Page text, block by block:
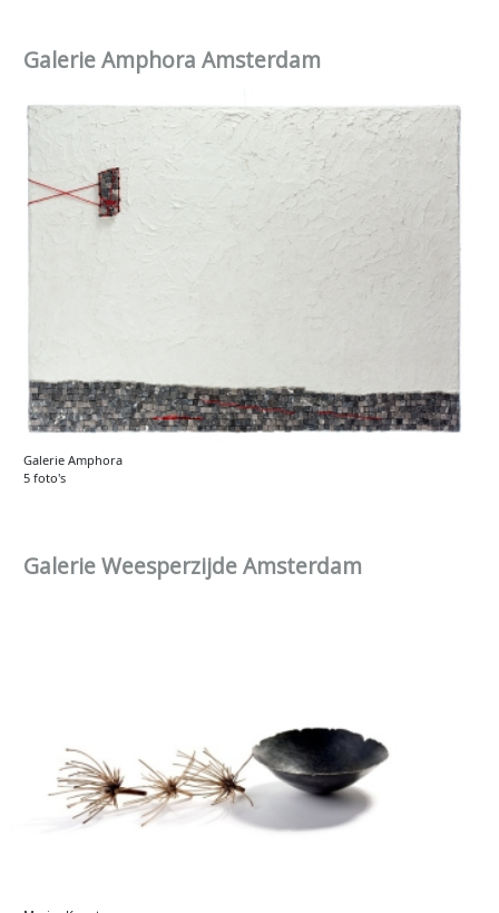
Galerie Amphora Amsterdam
Galerie Amphora
5 foto's
Galerie Weesperzijde Amsterdam